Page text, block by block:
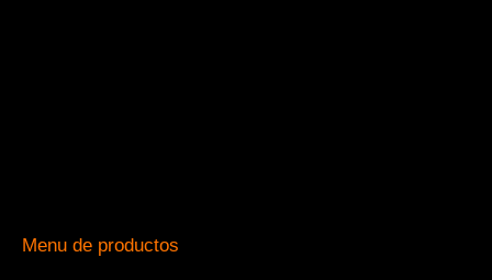
Menu de productos